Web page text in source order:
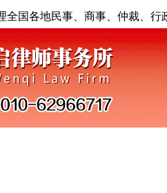
全国各地民事、商事、仲裁、行